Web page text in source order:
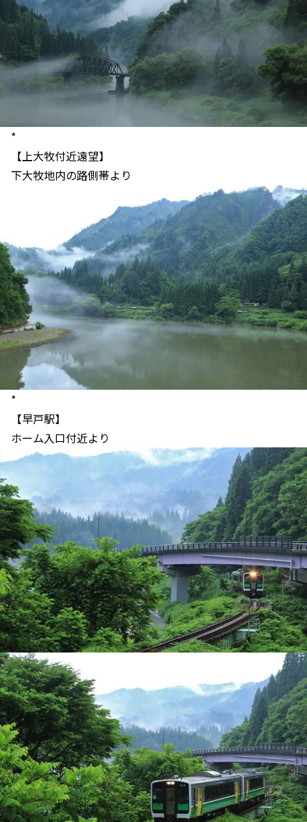
*
【上大牧付近遠望】
下大牧地内の路側帯より
*
【早戸駅】
ホーム入口付近より